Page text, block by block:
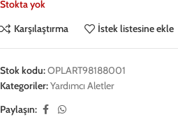
Stokta yok
Karşılaştırma
İstek listesine ekle
Stok kodu:OPLART98188001
Kategoriler:Yardımcı Aletler
Paylaşın: